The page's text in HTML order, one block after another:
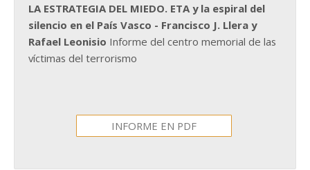
LA ESTRATEGIA DEL MIEDO. ETA y la espiral del
silencio en el País Vasco - Francisco J. Llera y
Rafael Leonisio Informe del centro memorial de las
víctimas del terrorismo
INFORME EN PDF